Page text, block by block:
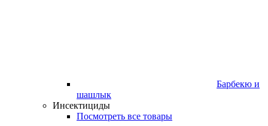
Барбекю и
шашлык
Инсектициды
Посмотреть все товары